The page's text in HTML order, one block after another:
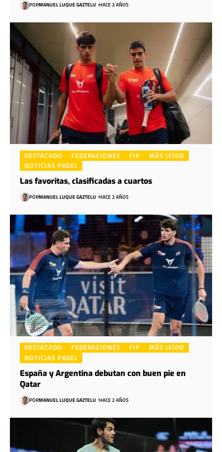
PORMANUEL LUQUE GAZTELU HACE 2 AÑOS
DESTACADO FEDERACIONES FIP
MÁS LEÍDO
NOTICIAS PADEL
Las favoritas, clasificadas a cuartos
PORMANUEL LUQUE GAZTELU HACE 2 AÑOS
DESTACADO FEDERACIONES FIP
MÁS LEÍDO
NOTICIAS PADEL
España y Argentina debutan con buen pie en
Qatar
PORMANUEL LUQUE GAZTELU HACE 2 AÑOS